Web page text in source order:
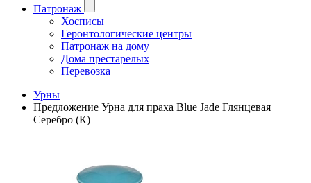
Патронаж
Хосписы
Геронтологические центры
Патронаж на дому
Дома престарелых
Перевозка
Урны
Предложение Урна для праха Blue Jade Глянцевая
Серебро (К)